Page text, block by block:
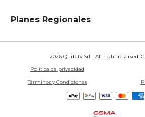
Planes Regionales
2026 Quibity Srl - All right reserved.
Política de privacidad
Términos y Condiciones